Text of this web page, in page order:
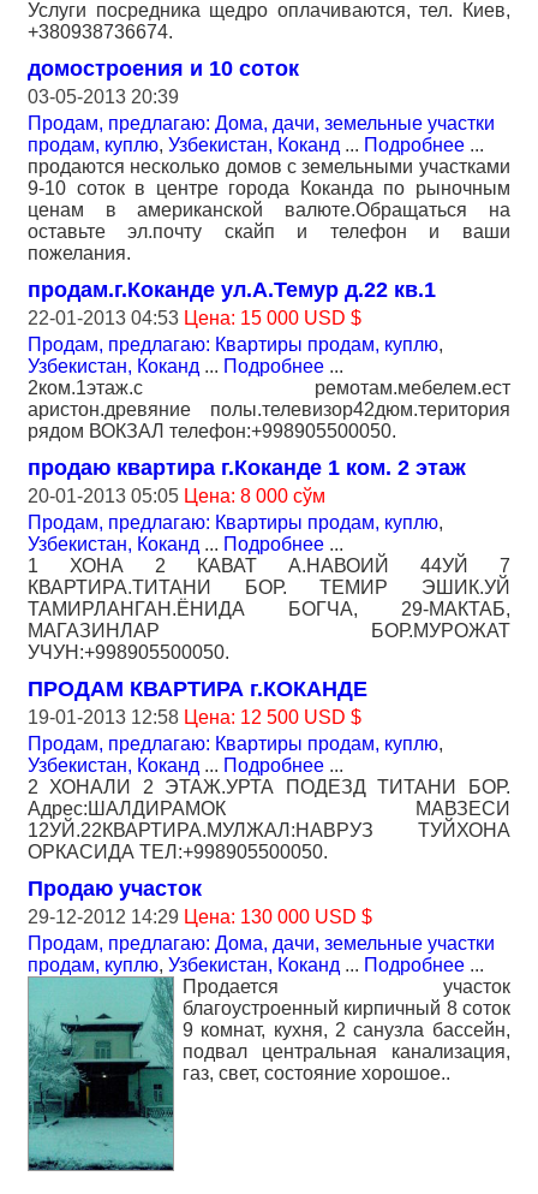
Услуги посредника щедро оплачиваются, тел. Киев,
+380938736674.
домостроения и 10 соток
03-05-2013 20:39
Продам, предлагаю: Дома, дачи, земельные участки
продам, куплю, Узбекистан, Коканд ... Подробнее ...
продаются несколько домов с земельными участками
9-10 соток в центре города Коканда по рыночным
ценам в американской валюте.Обращаться на
оставьте эл.почту скайп и телефон и ваши
пожелания.
продам.г.Коканде ул.А.Темур д.22 кв.1
22-01-2013 04:53 Цена: 15 000 USD $
Продам, предлагаю: Квартиры продам, куплю,
Узбекистан, Коканд ... Подробнее ...
2ком.1этаж.с ремотам.мебелем.ест
аристон.древяние полы.телевизор42дюм.територия
рядом ВОКЗАЛ телефон:+998905500050.
продаю квартира г.Коканде 1 ком. 2 этаж
20-01-2013 05:05 Цена: 8 000 сўм
Продам, предлагаю: Квартиры продам, куплю,
Узбекистан, Коканд ... Подробнее ...
1 ХОНА 2 КАВАТ А.НАВОИЙ 44УЙ 7
КВАРТИРА.ТИТАНИ БОР. ТЕМИР ЭШИК.УЙ
ТАМИРЛАНГАН.ЁНИДА БОГЧА, 29-МАКТАБ,
МАГАЗИНЛАР БОР.МУРОЖАТ
УЧУН:+998905500050.
ПРОДАМ КВАРТИРА г.КОКАНДЕ
19-01-2013 12:58 Цена: 12 500 USD $
Продам, предлагаю: Квартиры продам, куплю,
Узбекистан, Коканд ... Подробнее ...
2 ХОНАЛИ 2 ЭТАЖ.УРТА ПОДЕЗД ТИТАНИ БОР.
Адрес:ШАЛДИРАМОК МАВЗЕСИ
12УЙ.22КВАРТИРА.МУЛЖАЛ:НАВРУЗ ТУЙХОНА
ОРКАСИДА ТЕЛ:+998905500050.
Продаю участок
29-12-2012 14:29 Цена: 130 000 USD $
Продам, предлагаю: Дома, дачи, земельные участки
продам, куплю, Узбекистан, Коканд ... Подробнее ...
Продается участок
благоустроенный кирпичный 8 соток
9 комнат, кухня, 2 санузла бассейн,
подвал центральная канализация,
газ, свет, состояние хорошое..